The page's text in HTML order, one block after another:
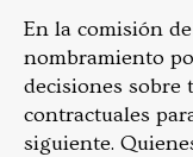
En la comisión
nombramiento
decisiones sobre
contractuales
siguiente.